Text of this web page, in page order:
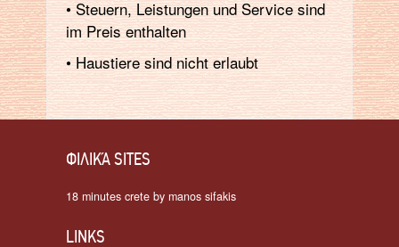
• Steuern, Leistungen und Service sind
im Preis enthalten
• Haustiere sind nicht erlaubt
ΦΙΛΙΚΆ SITES
18 minutes crete by manos sifakis
LINKS